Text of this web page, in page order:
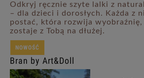
Odkryj ręcznie szyte lalki z
– dla dzieci i dorosłych. Każda z
postać, która rozwija
zostaje z Tobą na dłużej.
Bran by Art&Doll
NOWOŚĆ